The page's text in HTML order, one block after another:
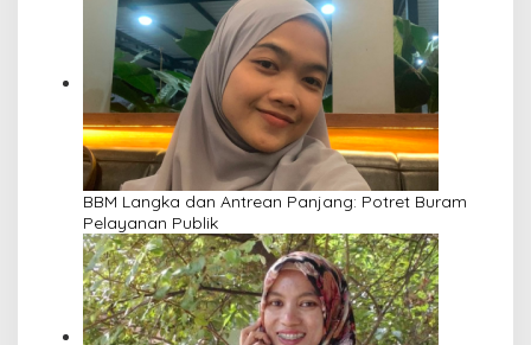
BBM Langka dan Antrean Panjang: Potret Buram
Pelayanan Publik